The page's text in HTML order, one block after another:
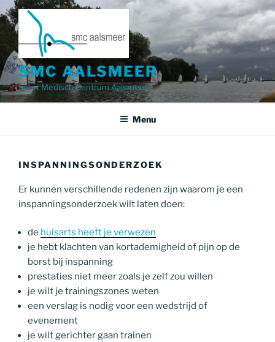
Ga
naar
inhoud
SMC AALSMEER
Sport Medisch Centrum Aalsmeer
Menu
INSPANNINGSONDERZOEK
Er kunnen verschillende redenen zijn waarom je een
inspanningsonderzoek wilt laten doen:
de huisarts heeft je verwezen
je hebt klachten van kortademigheid of pijn op de
borst bij inspanning
prestaties niet meer zoals je zelf zou willen
je wilt je trainingszones weten
een verslag is nodig voor een wedstrijd of
evenement
je wilt gerichter gaan trainen